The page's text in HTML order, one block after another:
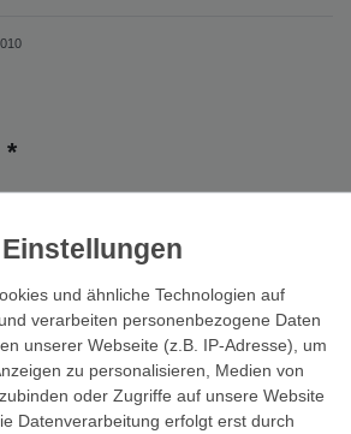
*
innerhalb von 1-3 Tagen nach
In den Warenkorb
und ähnliche Technologien auf
verarbeiten personenbezogene Daten
unserer Webseite (z.B. IP-Adresse), um
zu personalisieren, Medien von
oder Zugriffe auf unsere Website
Datenverarbeitung erfolgt erst durch